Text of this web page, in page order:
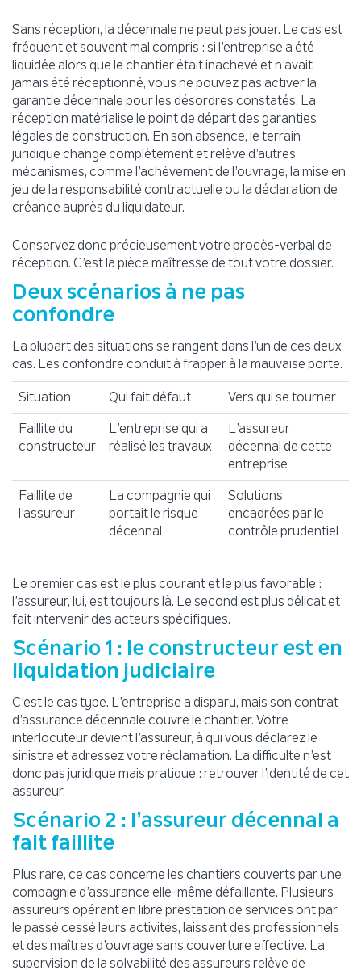
Sans réception, la décennale ne peut pas jouer. Le cas est
fréquent et souvent mal compris : si l’entreprise a été
liquidée alors que le chantier était inachevé et n’avait
jamais été réceptionné, vous ne pouvez pas activer la
garantie décennale pour les désordres constatés. La
réception matérialise le point de départ des garanties
légales de construction. En son absence, le terrain
juridique change complètement et relève d’autres
mécanismes, comme l’achèvement de l’ouvrage, la mise en
jeu de la responsabilité contractuelle ou la déclaration de
créance auprès du liquidateur.
Conservez donc précieusement votre procès-verbal de
réception. C’est la pièce maîtresse de tout votre dossier.
Deux scénarios à ne pas
confondre
La plupart des situations se rangent dans l’un de ces deux
cas. Les confondre conduit à frapper à la mauvaise porte.
Situation Qui fait défaut Vers qui se tourner
Faillite du
constructeur
L’entreprise qui a
réalisé les travaux
L’assureur
décennal de cette
entreprise
Faillite de
l’assureur
La compagnie qui
portait le risque
décennal
Solutions
encadrées par le
contrôle prudentiel
Le premier cas est le plus courant et le plus favorable :
l’assureur, lui, est toujours là. Le second est plus délicat et
fait intervenir des acteurs spécifiques.
Scénario 1 : le constructeur est en
liquidation judiciaire
C’est le cas type. L’entreprise a disparu, mais son contrat
d’assurance décennale couvre le chantier. Votre
interlocuteur devient l’assureur, à qui vous déclarez le
sinistre et adressez votre réclamation. La difficulté n’est
donc pas juridique mais pratique : retrouver l’identité de cet
assureur.
Scénario 2 : l’assureur décennal a
fait faillite
Plus rare, ce cas concerne les chantiers couverts par une
compagnie d’assurance elle-même défaillante. Plusieurs
assureurs opérant en libre prestation de services ont par
le passé cessé leurs activités, laissant des professionnels
et des maîtres d’ouvrage sans couverture effective. La
supervision de la solvabilité des assureurs relève de